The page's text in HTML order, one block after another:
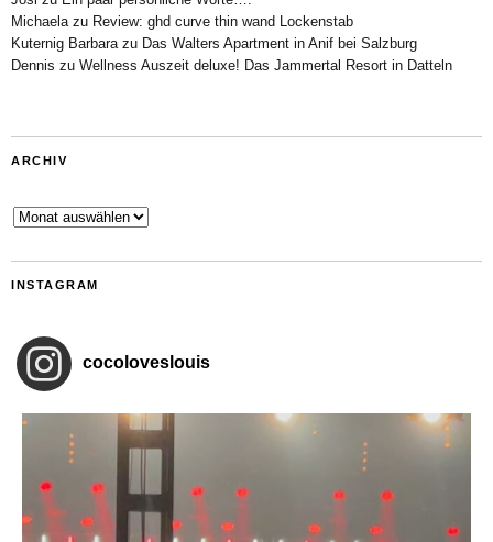
Michaela zu Review: ghd curve thin wand Lockenstab
Kuternig Barbara zu Das Walters Apartment in Anif bei Salzburg
Dennis zu Wellness Auszeit deluxe! Das Jammertal Resort in Datteln
ARCHIV
Archiv
INSTAGRAM
cocoloveslouis